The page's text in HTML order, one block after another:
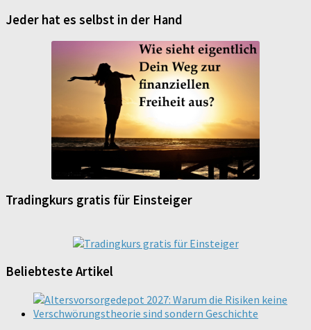
Jeder hat es selbst in der Hand
Tradingkurs gratis für Einsteiger
Beliebteste Artikel